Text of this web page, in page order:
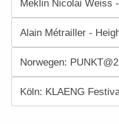
Meklin Nicolai Weiss
Alain Métrailler -
Norwegen:
Köln: KLAENG